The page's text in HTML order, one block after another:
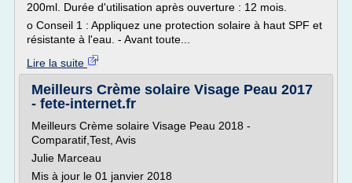
200ml. Durée d'utilisation après ouverture : 12 mois.
o Conseil 1 : Appliquez une protection solaire à haut SPF et
résistante à l'eau. - Avant toute...
Lire la suite
Meilleurs Crème solaire Visage Peau 2017
- fete-internet.fr
Meilleurs Crème solaire Visage Peau 2018 -
Comparatif,Test, Avis
Julie Marceau
Mis à jour le 01 janvier 2018